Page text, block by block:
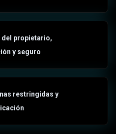
propietario,
y seguro
restringidas y